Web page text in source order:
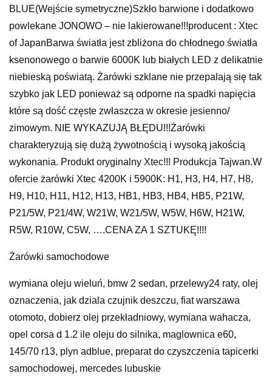
BLUE(Wejście symetryczne)Szkło barwione i dodatkowo
powlekane JONOWO – nie lakierowane!!!producent : Xtec
of JapanBarwa światła jest zbliżona do chłodnego światła
ksenonowego o barwie 6000K lub białych LED z delikatnie
niebieską poświatą. Żarówki szklane nie przepalają się tak
szybko jak LED ponieważ są odporne na spadki napięcia
które są dość częste zwłaszcza w okresie jesienno/
zimowym. NIE WYKAZUJĄ BŁĘDU!!!Żarówki
charakteryzują się dużą żywotnością i wysoką jakością
wykonania. Produkt oryginalny Xtec!!! Produkcja Tajwan.W
ofercie żarówki Xtec 4200K i 5900K: H1, H3, H4, H7, H8,
H9, H10, H11, H12, H13, HB1, HB3, HB4, HB5, P21W,
P21/5W, P21/4W, W21W, W21/5W, W5W, H6W, H21W,
R5W, R10W, C5W, ….CENA ZA 1 SZTUKĘ!!!!
Żarówki samochodowe
wymiana oleju wieluń, bmw 2 sedan, przelewy24 raty, olej
oznaczenia, jak dziala czujnik deszczu, fiat warszawa
otomoto, dobierz olej przekładniowy, wymiana wahacza,
opel corsa d 1.2 ile oleju do silnika, maglownica e60,
145/70 r13, plyn adblue, preparat do czyszczenia tapicerki
samochodowej, mercedes lubuskie